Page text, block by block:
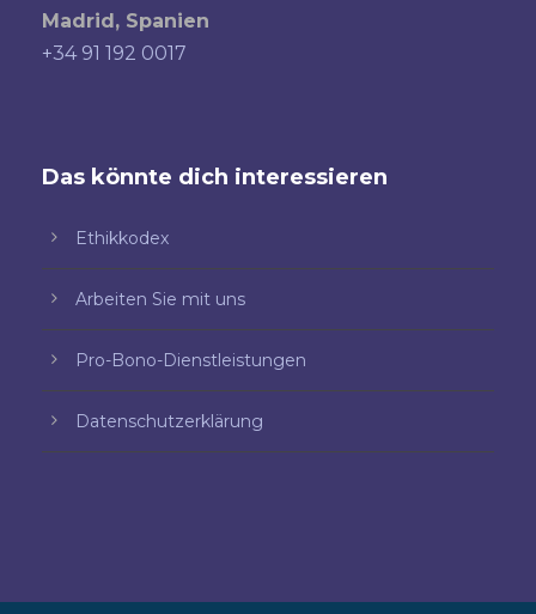
Madrid, Spanien
+34 91 192 0017
Das könnte dich interessieren
Ethikkodex
Arbeiten Sie mit uns
Pro-Bono-Dienstleistungen
Datenschutzerklärung